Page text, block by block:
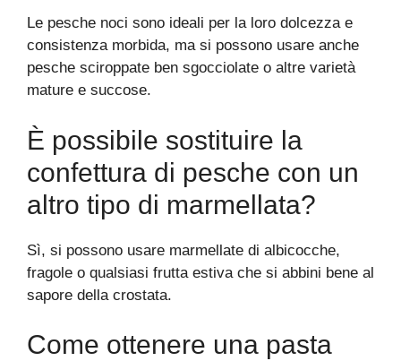
Le pesche noci sono ideali per la loro dolcezza e
consistenza morbida, ma si possono usare anche
pesche sciroppate ben sgocciolate o altre varietà
mature e succose.
È possibile sostituire la
confettura di pesche con un
altro tipo di marmellata?
Sì, si possono usare marmellate di albicocche,
fragole o qualsiasi frutta estiva che si abbini bene al
sapore della crostata.
Come ottenere una pasta